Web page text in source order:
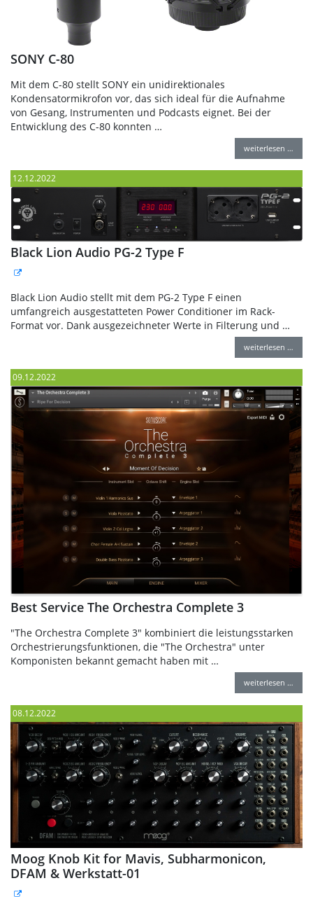
SONY C-80
Mit dem C-80 stellt SONY ein unidirektionales
Kondensatormikrofon vor, das sich ideal für die Aufnahme
von Gesang, Instrumenten und Podcasts eignet. Bei der
Entwicklung des C-80 konnten …
weiterlesen …
12.12.2022
Black Lion Audio PG-2 Type F
Black Lion Audio stellt mit dem PG-2 Type F einen
umfangreich ausgestatteten Power Conditioner im Rack-
Format vor. Dank ausgezeichneter Werte in Filterung und …
weiterlesen …
09.12.2022
Best Service The Orchestra Complete 3
"The Orchestra Complete 3" kombiniert die leistungsstarken
Orchestrierungsfunktionen, die "The Orchestra" unter
Komponisten bekannt gemacht haben mit …
weiterlesen …
08.12.2022
Moog Knob Kit for Mavis, Subharmonicon,
DFAM & Werkstatt-01